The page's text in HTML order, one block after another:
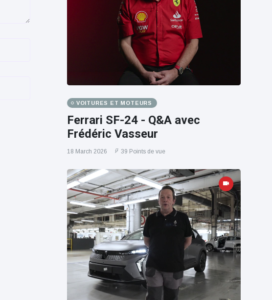
VOITURES ET MOTEURS
Ferrari SF-24 - Q&A avec
Frédéric Vasseur
18 March 2026 39 Points de vue